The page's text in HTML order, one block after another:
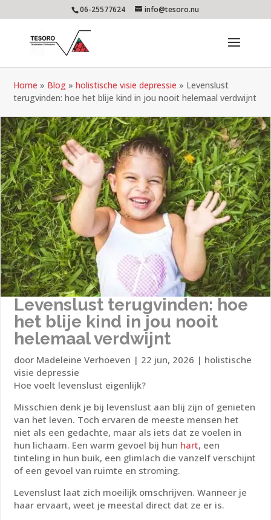
06-25577624 info@tesoro.nu
Home » Blog »holistische visie depressie » Levenslust
terugvinden: hoe het blije kind in jou nooit helemaal verdwijnt
Levenslust terugvinden: hoe
het blije kind in jou nooit
helemaal verdwijnt
door Madeleine Verhoeven | 22 jun, 2026 | holistische
visie depressie
Hoe voelt levenslust eigenlijk?
Misschien denk je bij levenslust aan blij zijn of genieten
van het leven. Toch ervaren de meeste mensen het
niet als een gedachte, maar als iets dat ze voelen in
hun lichaam. Een warm gevoel bij hun hart, een
tinteling in hun buik, een glimlach die vanzelf verschijnt
of een gevoel van ruimte en stroming.
Levenslust laat zich moeilijk omschrijven. Wanneer je
haar ervaart, weet je meestal direct dat ze er is.